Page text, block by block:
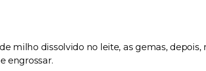
milho dissolvido no leite, as gemas,
engrossar.